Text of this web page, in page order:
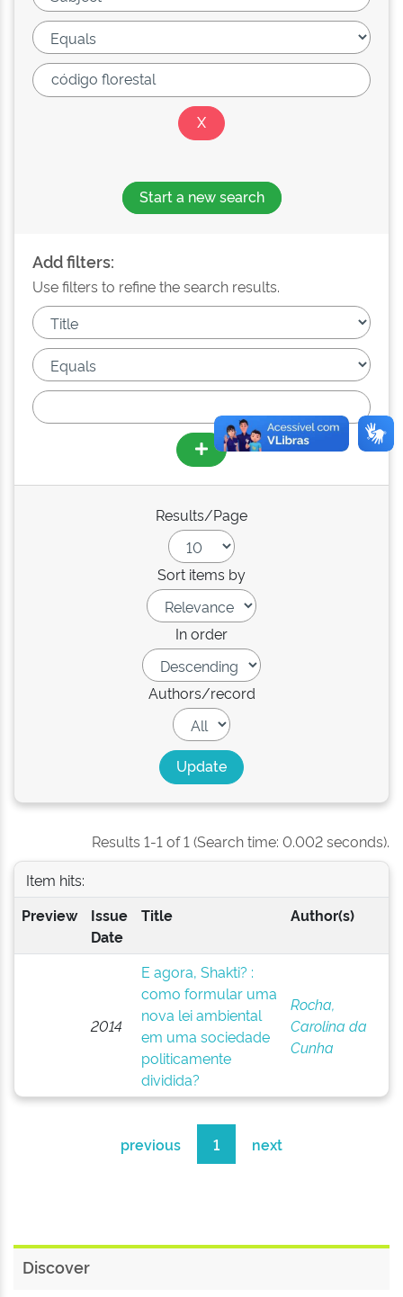
Start a new search
Add filters:
Use filters to refine the search results.
Results/Page
Sort items by
In order
Authors/record
Results 1-1 of 1 (Search time: 0.002 seconds).
Item hits:
Preview
Issue
Date
Title Author(s)
2014
E agora, Shakti? :
como formular uma
nova lei ambiental
em uma sociedade
politicamente
dividida?
Rocha,
Carolina da
Cunha
previous 1 next
Discover